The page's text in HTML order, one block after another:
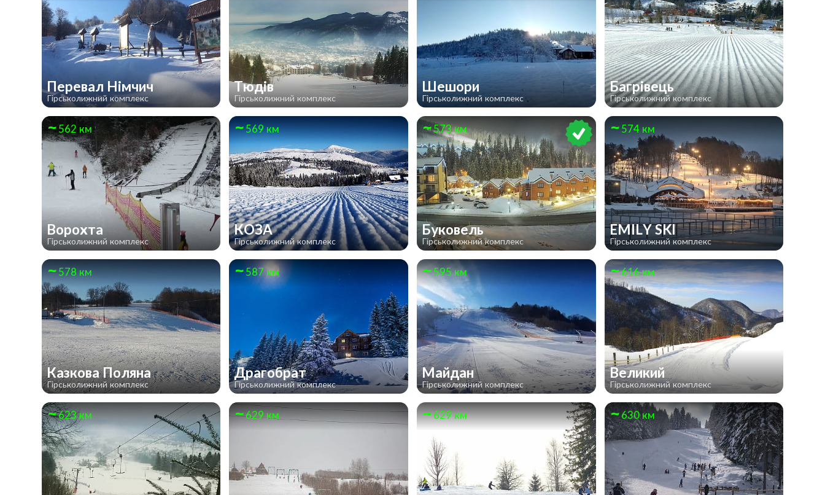
Перевал Німчич
Гірськолижний комплекс
Тюдів
Гірськолижний комплекс
Шешори
Гірськолижний комплекс
Багрівець
Гірськолижний комплекс
562 км
Ворохта
Гірськолижний комплекс
569 км
КОЗА
Гірськолижний комплекс
573 км
Буковель
Гірськолижний комплекс
574 км
EMILY SKI
Гірськолижний комплекс
578 км
Казкова Поляна
Гірськолижний комплекс
587 км
Драгобрат
Гірськолижний комплекс
595 км
Майдан
Гірськолижний комплекс
616 км
Великий
Гірськолижний комплекс
623 км 629 км 629 км 630 км